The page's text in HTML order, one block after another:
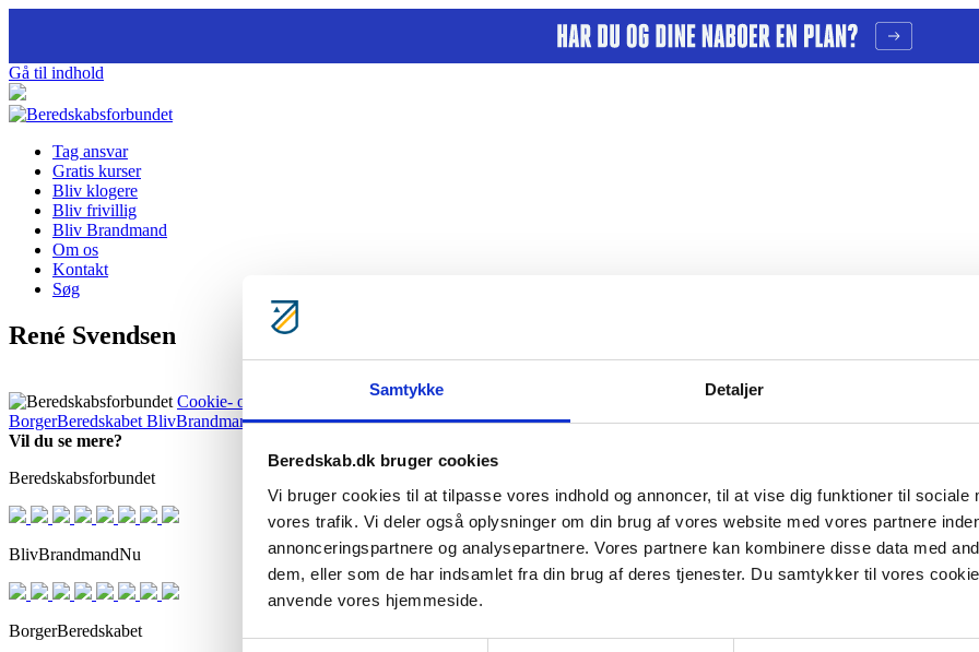
Samtykke Detaljer
Beredskab.dk bruger cookies
Vi bruger cookies til at tilpasse vores indhold og annoncer, til at vise dig funktioner til sociale
vores trafik. Vi deler også oplysninger om din brug af vores website med vores partnere
annonceringspartnere og analysepartnere. Vores partnere kan kombinere disse data med
dem, eller som de har indsamlet fra din brug af deres tjenester. Du samtykker til vores
anvende vores hjemmeside.
Gå til indhold
Tag ansvar
Gratis kurser
Bliv klogere
Bliv frivillig
Bliv Brandmand
Om os
Kontakt
Søg
René Svendsen
Cookie- og privatlivspolitik
BorgerBeredskabet BlivBrandmandNuBlivFrivilligNuFor medlemmerÅrsberetninger
Vil du se mere?
Beredskabsforbundet
BlivBrandmandNu
BorgerBeredskabet